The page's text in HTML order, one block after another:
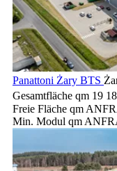
Panattoni Żary BTS
Gesamtfläche qm 19
Freie Fläche qm
Min. Modul qm